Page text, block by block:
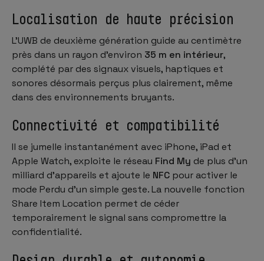
Localisation de haute précision
L’UWB de deuxième génération guide au centimètre
près dans un rayon d’environ 35 m en intérieur,
complété par des signaux visuels, haptiques et
sonores désormais perçus plus clairement, même
dans des environnements bruyants.
Connectivité et compatibilité
Il se jumelle instantanément avec iPhone, iPad et
Apple Watch, exploite le réseau Find My de plus d’un
milliard d’appareils et ajoute le NFC pour activer le
mode Perdu d’un simple geste. La nouvelle fonction
Share Item Location permet de céder
temporairement le signal sans compromettre la
confidentialité.